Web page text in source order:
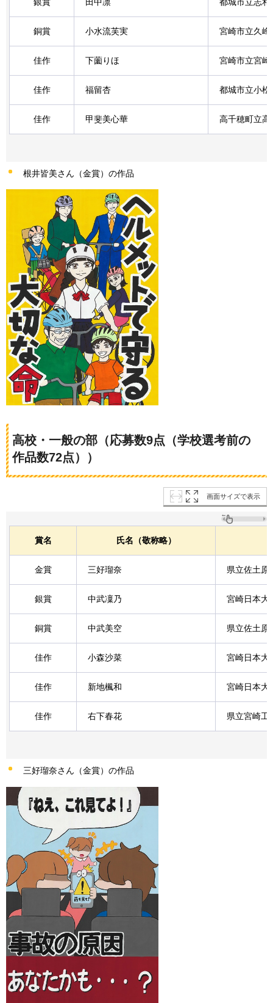
銅賞 小水流芙実 宮崎市立久峰
佳作 下薗りほ 宮崎市立宮崎
佳作 福留杏 都城市立小松
佳作 甲斐美心華 高千穂町立高
根井皆美さん（金賞）の作品
高校・一般の部（応募数9点（学校選考前の
作品数72点））
画面サイズで表示
賞名 氏名（敬称略）
金賞 三好瑠奈 県立佐土原
銀賞 中武凜乃 宮崎日本大
銅賞 中武美空 県立佐土原
佳作 小森沙菜 宮崎日本大
佳作 新地楓和 宮崎日本大
佳作 右下春花 県立宮崎工
三好瑠奈さん（金賞）の作品